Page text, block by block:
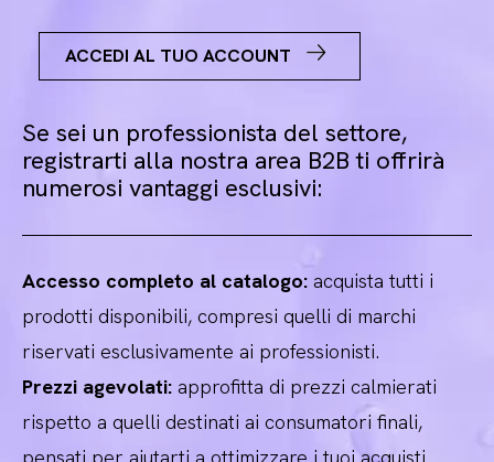
ACCEDI AL TUO ACCOUNT
Se sei un professionista del settore,
registrarti alla nostra area B2B ti offrirà
numerosi vantaggi esclusivi:
Accesso completo al catalogo: acquista tutti i
prodotti disponibili, compresi quelli di marchi
riservati esclusivamente ai professionisti.
Prezzi agevolati: approfitta di prezzi calmierati
rispetto a quelli destinati ai consumatori finali,
pensati per aiutarti a ottimizzare i tuoi acquisti.